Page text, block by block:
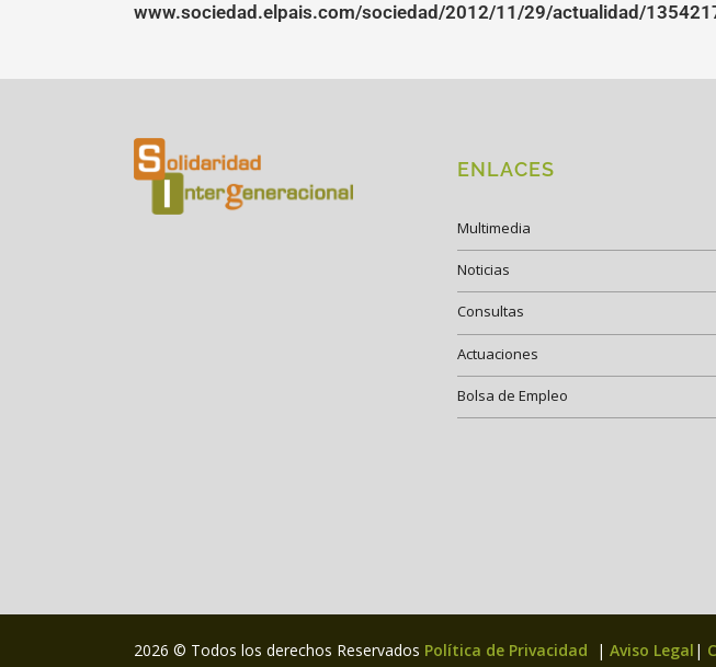
www.sociedad.elpais.com/sociedad/2012/11/29/actualidad/
ENLACES
Multimedia
Noticias
Consultas
Actuaciones
Bolsa de Empleo
2026 © Todos los derechos Reservados Política de Privacidad | Aviso Legal |